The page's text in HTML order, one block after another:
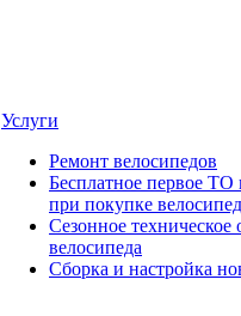
Услуги
Ремонт велосипедов
Бесплатное первое ТО
при покупке
Сезонное техническое
велосипеда
Сборка и настройка